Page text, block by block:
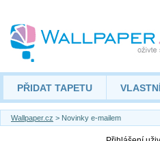
PŘIDAT TAPETU
Wallpaper.cz > Novinky e-mailem